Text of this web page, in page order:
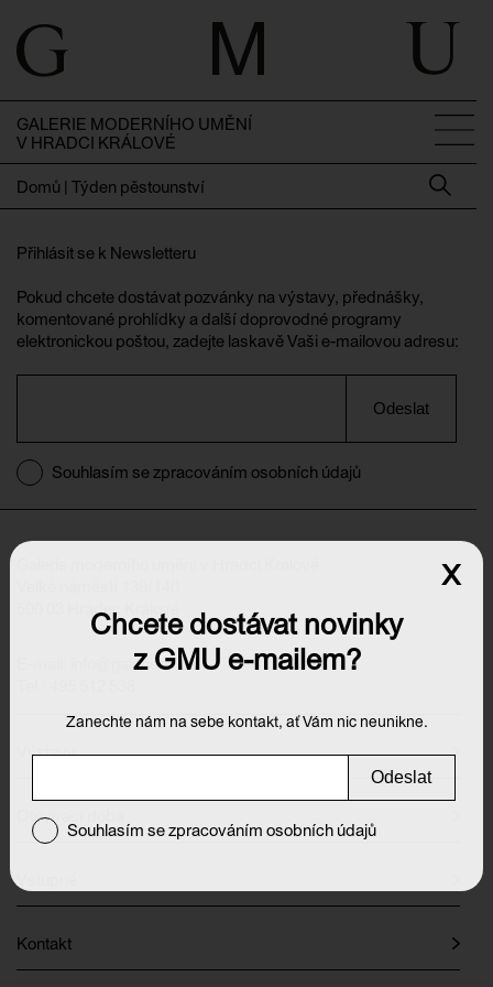
GALERIE MODERNÍHO UMĚNÍ
V HRADCI KRÁLOVÉ
Domů | Týden pěstounství
Přihlásit se k Newsletteru
Pokud chcete dostávat pozvánky na výstavy, přednášky,
komentované prohlídky a další doprovodné programy
elektronickou poštou, zadejte laskavě Vaši e-mailovou adresu:
Odeslat
Souhlasím se zpracováním osobních údajů
500 03 Hradec Králové
info@galeriehk.cz
Výstavy
Otevírací doba
Kontakt
Chcete dostávat novinky
z GMU e-mailem?
Zanechte nám na sebe kontakt, ať Vám nic neunikne.
Odeslat
Souhlasím se zpracováním osobních údajů
x